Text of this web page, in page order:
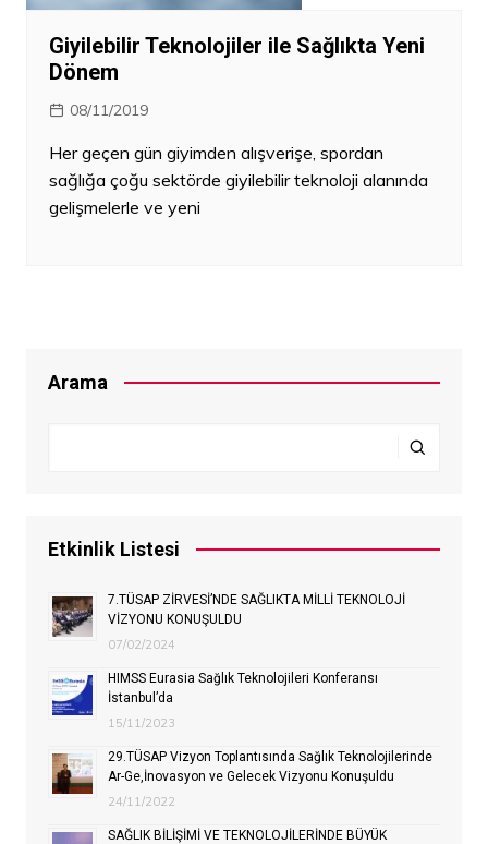
Giyilebilir Teknolojiler ile Sağlıkta Yeni
Dönem
08/11/2019
Her geçen gün giyimden alışverişe, spordan
sağlığa çoğu sektörde giyilebilir teknoloji alanında
gelişmelerle ve yeni
Arama
Etkinlik Listesi
7.TÜSAP ZİRVESİ’NDE SAĞLIKTA MİLLİ TEKNOLOJİ
VİZYONU KONUŞULDU
07/02/2024
HIMSS Eurasia Sağlık Teknolojileri Konferansı
İstanbul’da
15/11/2023
29.TÜSAP Vizyon Toplantısında Sağlık Teknolojilerinde
Ar-Ge,İnovasyon ve Gelecek Vizyonu Konuşuldu
24/11/2022
SAĞLIK BİLİŞİMİ VE TEKNOLOJİLERİNDE BÜYÜK